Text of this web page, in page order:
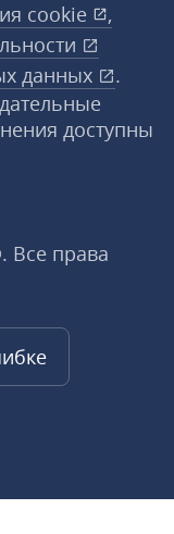
cookie
,
данных
.
доступны
Все права